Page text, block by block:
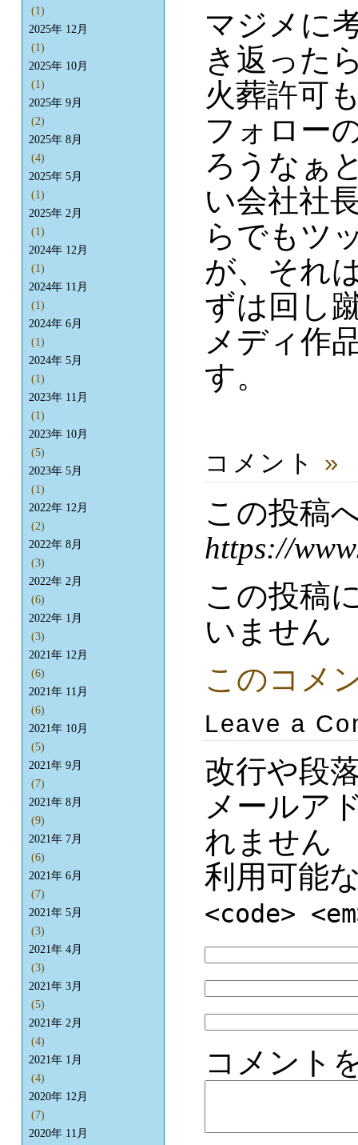
マジメに
き返った
火葬許可
フォロー
ろうなぁ
い会社社
らでもツ
が、それ
ずは回し
メディ作
す。
コメント »
この投稿
https://
この投稿
いません
このコメ
Leave a
改行や段
メールア
れません
利用可能
<code>
コメント
(1)
2025年 12月
(1)
2025年 10月
(1)
2025年 9月
(2)
2025年 8月
(4)
2025年 5月
(1)
2025年 2月
(1)
2024年 12月
(1)
2024年 11月
(1)
2024年 6月
(1)
2024年 5月
(1)
2023年 11月
(1)
2023年 10月
(5)
2023年 5月
(1)
2022年 12月
(2)
2022年 8月
(3)
2022年 2月
(6)
2022年 1月
(3)
2021年 12月
(6)
2021年 11月
(6)
2021年 10月
(5)
2021年 9月
(7)
2021年 8月
(9)
2021年 7月
(6)
2021年 6月
(7)
2021年 5月
(3)
2021年 4月
(3)
2021年 3月
(5)
2021年 2月
(4)
2021年 1月
(4)
2020年 12月
(7)
2020年 11月